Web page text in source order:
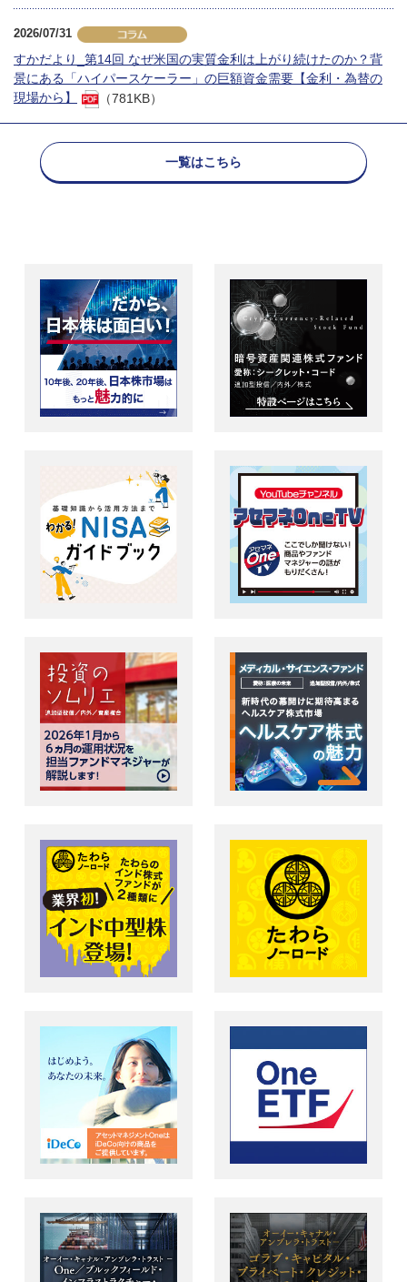
2026/07/31
すかだより_第14回 なぜ米国の実質金利は上がり続けたのか？背
景にある「ハイパースケーラー」の巨額資金需要【金利・為替の
現場から】
（781KB）
一覧はこちら